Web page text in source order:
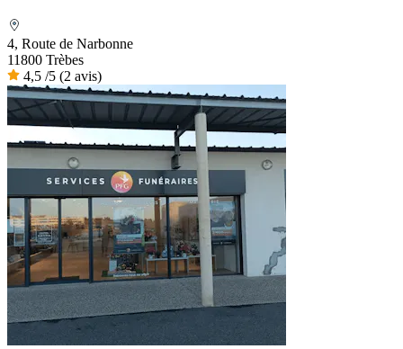
4, Route de Narbonne
11800 Trèbes
4,5 /5 (2 avis)